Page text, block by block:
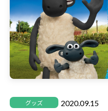
り可能なスマートフォンやタ
【基本情報】
開催日
2020年9月16日（水）〜2020
開催場所
横浜市５か所、横須賀市５か
046-822-9577（横須賀市文化ス
グッズ 2020.09.15